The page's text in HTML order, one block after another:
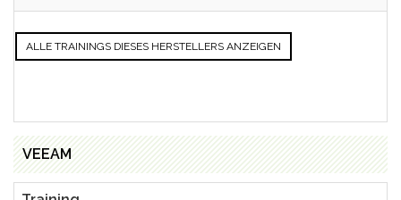
ALLE TRAININGS DIESES HERSTELLERS ANZEIGEN
VEEAM